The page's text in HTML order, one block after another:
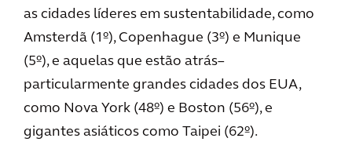
as cidades líderes em sustentabilidade, como
Amsterdã (1º), Copenhague (3º) e Munique
(5º), e aquelas que estão atrás–
particularmente grandes cidades dos EUA,
como Nova York (48º) e Boston (56º), e
gigantes asiáticos como Taipei (62º).